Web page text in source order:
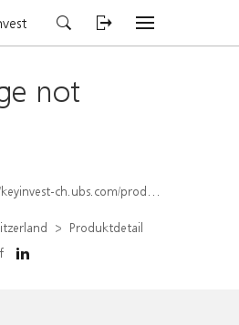
not
ch.ubs.com/produkt/detail/index/isin/CH1562159553
Produktdetail